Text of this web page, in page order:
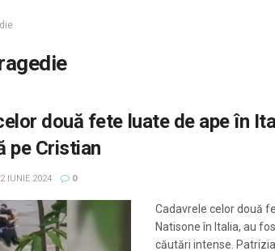
două fete luate de ape în
pe Cristian
IUNIE 2024 0
Cadavrele celor două
Natisone în Italia, au
căutări intense. Patrizia